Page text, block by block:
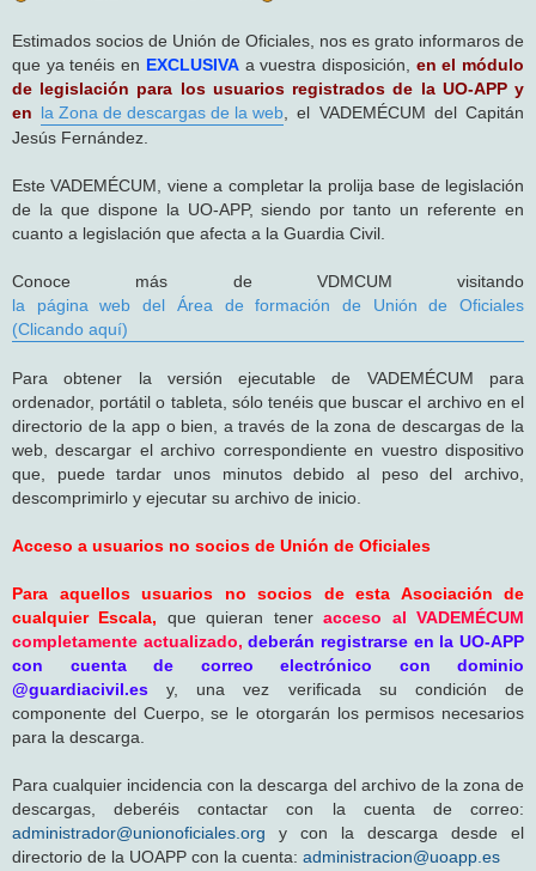
Estimados socios de Unión de Oficiales, nos es grato informaros de
que ya tenéis en EXCLUSIVAa vuestra disposición, en el módulo
de legislación para los usuarios registrados de la UO-APP y
en la Zona de descargas de la web, el VADEMÉCUM del Capitán
Jesús Fernández.
Este VADEMÉCUM, viene a completar la prolija base de legislación
de la que dispone la UO-APP, siendo por tanto un referente en
cuanto a legislación que afecta a la Guardia Civil.
Conoce más de VDMCUM visitando
la página web del Área de formación de Unión de Oficiales
(Clicando aquí)
Para obtener la versión ejecutable de VADEMÉCUM para
ordenador, portátil o tableta, sólo tenéis que buscar el archivo en el
directorio de la app o bien, a través de la zona de descargas de la
web, descargar el archivo correspondiente en vuestro dispositivo
que, puede tardar unos minutos debido al peso del archivo,
descomprimirlo y ejecutar su archivo de inicio.
Acceso a usuarios no socios de Unión de Oficiales
Para aquellos usuarios no socios de esta Asociación de
cualquier Escala, que quieran teneracceso al VADEMÉCUM
completamente actualizado,deberán registrarse en la UO-APP
con cuenta de correo electrónico con dominio
@guardiacivil.es y, una vez verificada su condición de
componente del Cuerpo, se le otorgarán los permisos necesarios
para la descarga.
Para cualquier incidencia con la descarga del archivo de la zona de
descargas, deberéis contactar con la cuenta de correo:
administrador@unionoficiales.org y con la descarga desde el
directorio de la UOAPP con la cuenta: administracion@uoapp.es